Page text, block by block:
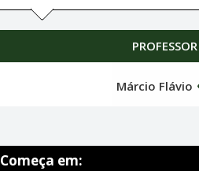
PROFESSOR
Márcio Flávio
Começa em: